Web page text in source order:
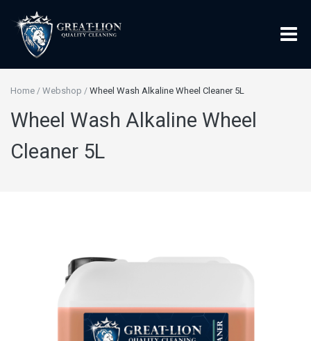
Home / Webshop / Wheel Wash Alkaline Wheel Cleaner 5L
Wheel Wash Alkaline Wheel
Cleaner 5L